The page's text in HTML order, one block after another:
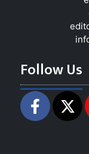
Follow Us